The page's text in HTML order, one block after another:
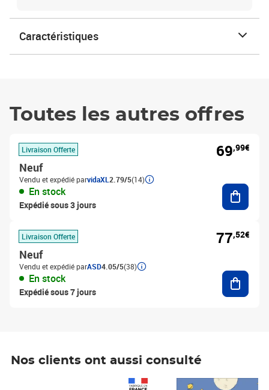
Caractéristiques
Toutes les autres offres
Livraison Offerte
Neuf
Vendu et expédié parvidaXL 2.79/5(14)
En stock
Expédié sous 3 jours
69,99€
Livraison Offerte
Neuf
Vendu et expédié parASD4.05/5(38)
En stock
Expédié sous 7 jours
77,52€
Nos clients ont aussi consulté
Prix 7,50€